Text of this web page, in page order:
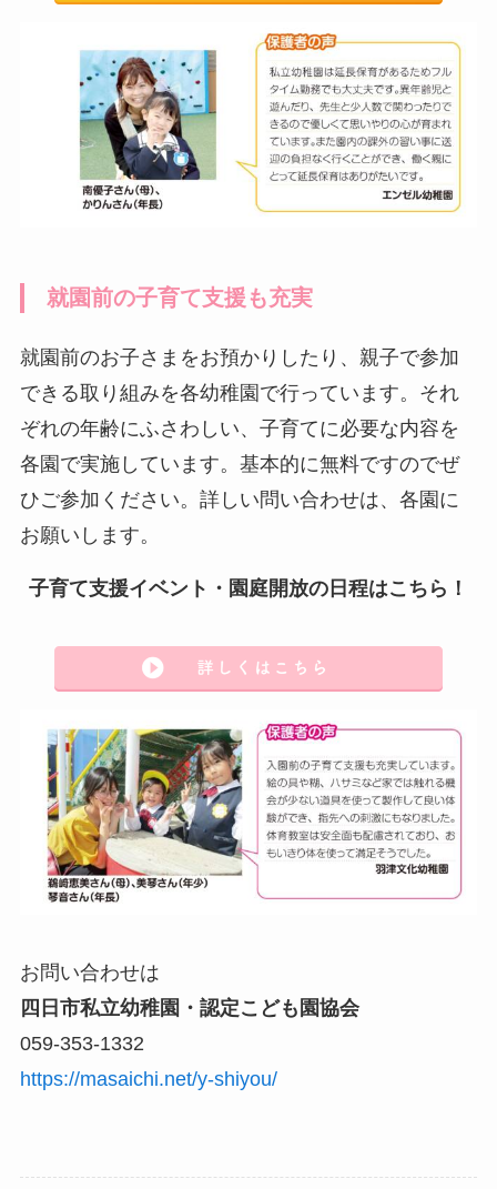
就園前の子育て支援も充実
就園前のお子さまをお預かりしたり、親子で参加
できる取り組みを各幼稚園で行っています。それ
ぞれの年齢にふさわしい、子育てに必要な内容を
各園で実施しています。基本的に無料ですのでぜ
ひご参加ください。詳しい問い合わせは、各園に
お願いします。
子育て支援イベント・園庭開放の日程はこちら！
お問い合わせは
四日市私立幼稚園・認定こども園協会
059-353-1332
https://masaichi.net/y-shiyou/